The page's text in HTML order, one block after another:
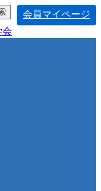
会員マイページ